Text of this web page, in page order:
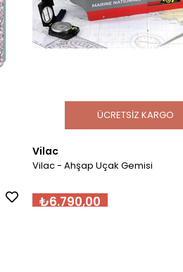
Vilac
Vilac - Ahşap Uçak Gemisi
₺6.790,00
ÜCRETSIZ KARGO